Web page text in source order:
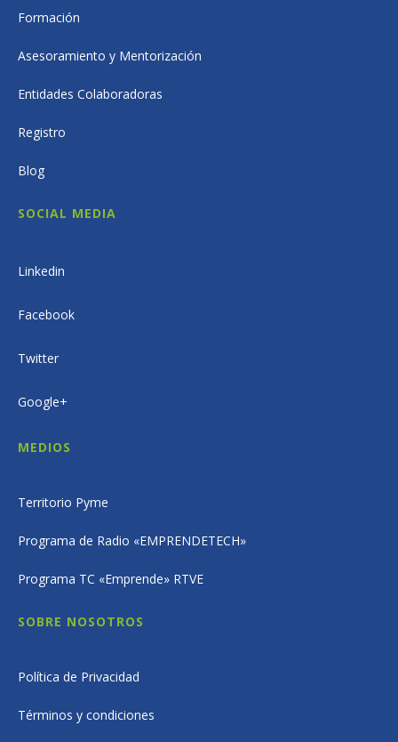
Formación
Asesoramiento y Mentorización
Entidades Colaboradoras
Registro
Blog
SOCIAL MEDIA
Linkedin
Facebook
Twitter
Google+
MEDIOS
Territorio Pyme
Programa de Radio «EMPRENDETECH»
Programa TC «Emprende» RTVE
SOBRE NOSOTROS
Política de Privacidad
Términos y condiciones